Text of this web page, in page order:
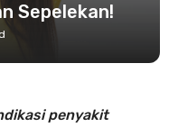
Sepelekan!
penyakit